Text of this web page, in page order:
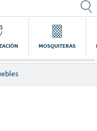
MOSQUITERAS